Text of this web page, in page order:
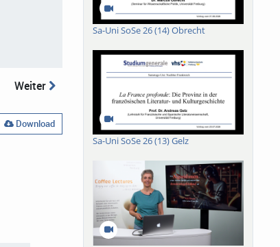
Weiter
Download
Sa-Uni SoSe 26 (14) Obrecht
Sa-Uni SoSe 26 (13) Gelz